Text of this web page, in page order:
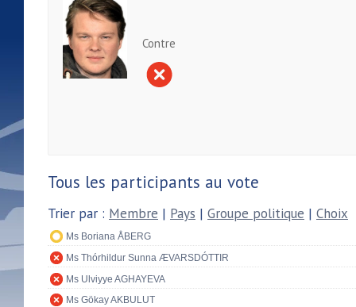
Contre
Tous les participants au vote
Trier par : Membre | Pays | Groupe politique | Choix
Ms Boriana ÅBERG
Ms Thórhildur Sunna ÆVARSDÓTTIR
Ms Ulviyye AGHAYEVA
Ms Gökay AKBULUT